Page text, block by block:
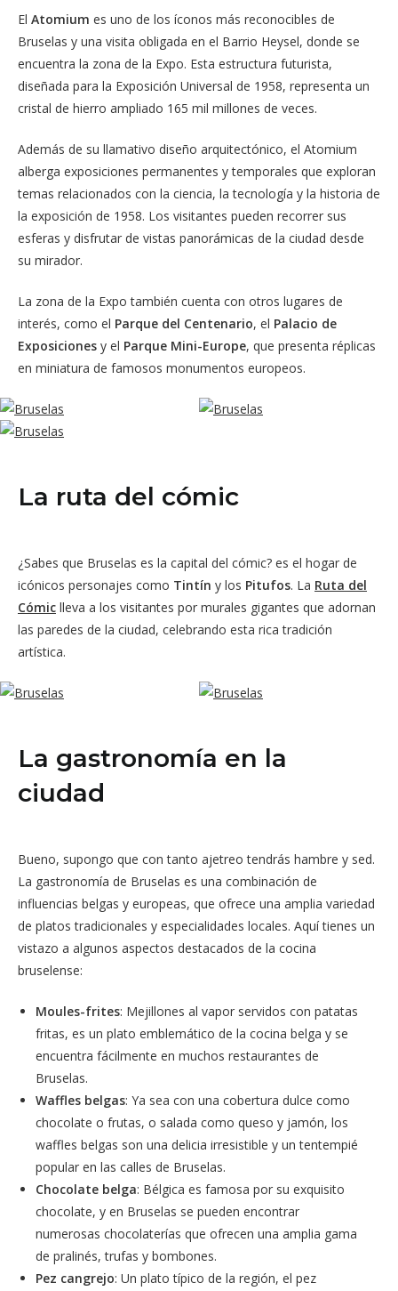
El Atomium es uno de los íconos más reconocibles de
Bruselas y una visita obligada en el Barrio Heysel, donde se
encuentra la zona de la Expo. Esta estructura futurista,
diseñada para la Exposición Universal de 1958, representa un
cristal de hierro ampliado 165 mil millones de veces.
Además de su llamativo diseño arquitectónico, el Atomium
alberga exposiciones permanentes y temporales que exploran
temas relacionados con la ciencia, la tecnología y la historia de
la exposición de 1958. Los visitantes pueden recorrer sus
esferas y disfrutar de vistas panorámicas de la ciudad desde
su mirador.
La zona de la Expo también cuenta con otros lugares de
interés, como el Parque del Centenario, el Palacio de
Exposiciones y el Parque Mini-Europe, que presenta réplicas
en miniatura de famosos monumentos europeos.
La ruta del cómic
¿Sabes que Bruselas es la capital del cómic? es el hogar de
icónicos personajes como Tintín y los Pitufos. La Ruta del
Cómic lleva a los visitantes por murales gigantes que adornan
las paredes de la ciudad, celebrando esta rica tradición
artística.
La gastronomía en la
ciudad
Bueno, supongo que con tanto ajetreo tendrás hambre y sed.
La gastronomía de Bruselas es una combinación de
influencias belgas y europeas, que ofrece una amplia variedad
de platos tradicionales y especialidades locales. Aquí tienes un
vistazo a algunos aspectos destacados de la cocina
bruselense:
Moules-frites: Mejillones al vapor servidos con patatas
fritas, es un plato emblemático de la cocina belga y se
encuentra fácilmente en muchos restaurantes de
Bruselas.
Waffles belgas: Ya sea con una cobertura dulce como
chocolate o frutas, o salada como queso y jamón, los
waffles belgas son una delicia irresistible y un tentempié
popular en las calles de Bruselas.
Chocolate belga: Bélgica es famosa por su exquisito
chocolate, y en Bruselas se pueden encontrar
numerosas chocolaterías que ofrecen una amplia gama
de pralinés, trufas y bombones.
Pez cangrejo: Un plato típico de la región, el pez